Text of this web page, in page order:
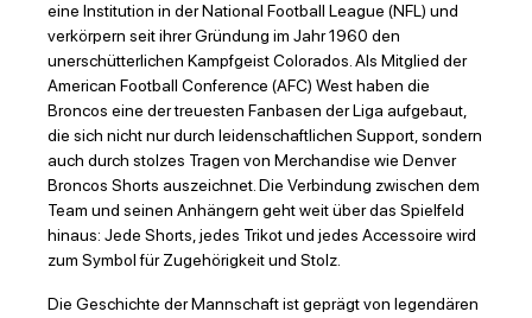
eine Institution in der National Football League (NFL) und
verkörpern seit ihrer Gründung im Jahr 1960 den
unerschütterlichen Kampfgeist Colorados. Als Mitglied der
American Football Conference (AFC) West haben die
Broncos eine der treuesten Fanbasen der Liga aufgebaut,
die sich nicht nur durch leidenschaftlichen Support, sondern
auch durch stolzes Tragen von Merchandise wie Denver
Broncos Shorts auszeichnet. Die Verbindung zwischen dem
Team und seinen Anhängern geht weit über das Spielfeld
hinaus: Jede Shorts, jedes Trikot und jedes Accessoire wird
zum Symbol für Zugehörigkeit und Stolz.
Die Geschichte der Mannschaft ist geprägt von legendären